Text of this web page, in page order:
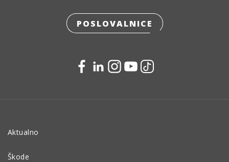
POSLOVALNICE
Aktualno
Škode